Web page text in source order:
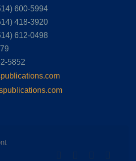
600-5994
418-3920
612-0498
5852